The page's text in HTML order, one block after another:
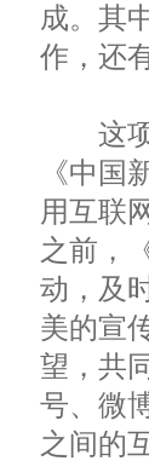
成。其
作，还
这项
《中国
用互联
之前，
动，及
美的宣
望，共
号、微
之间的